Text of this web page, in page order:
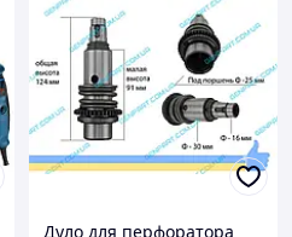
Дуло для перфоратора